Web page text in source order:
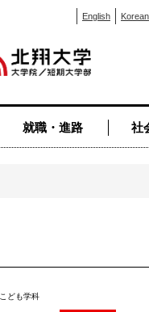
English Korean
就職・進路 社
こども学科